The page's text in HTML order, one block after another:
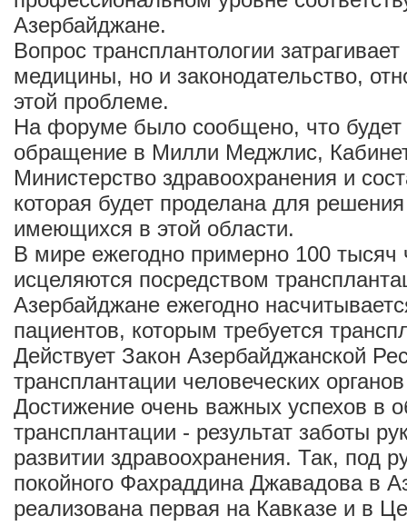
Азербайджане.
Вопрос трансплантологии
медицины, но и законодательство,
этой проблеме.
На форуме было сообщено, что будет
обращение в Милли Меджлис,
Министерство здравоохранения и
которая будет проделана для
имеющихся в этой области.
В мире ежегодно примерно 100 тысяч
исцеляются посредством
Азербайджане ежегодно
пациентов, которым требуется
Действует Закон Азербайджанской
трансплантации человеческих
Достижение очень важных успехов в
трансплантации - результат заботы
развитии здравоохранения. Так, под
покойного Фахраддина Джавадова в
реализована первая на Кавказе и в